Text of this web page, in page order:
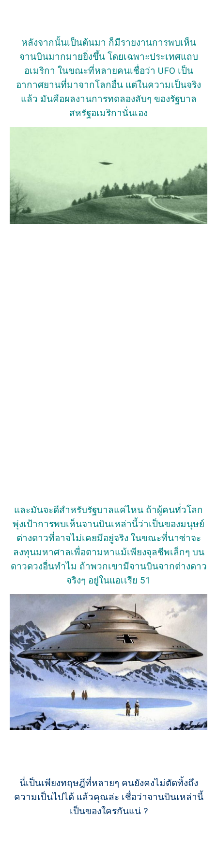
หลังจากนั้นเป็นต้นมา ก็มีรายงานการพบเห็น
จานบินมากมายยิ่งขึ้น โดยเฉพาะประเทศแถบ
อเมริกา ในขณะที่หลายคนเชื่อว่า UFO เป็น
อากาศยานที่มาจากโลกอื่น แต่ในความเป็นจริง
แล้ว มันคือผลงานการทดลองลับๆ ของรัฐบาล
สหรัฐอเมริกานั่นเอง
และมันจะดีสำหรับรัฐบาลแค่ไหน ถ้าผู้คนทั่วโลก
พุ่งเป้าการพบเห็นจานบินเหล่านี้ว่าเป็นของมนุษย์
ต่างดาวที่อาจไม่เคยมีอยู่จริง ในขณะที่นาซ่าจะ
ลงทุนมหาศาลเพื่อตามหาแม้เพียงจุลชีพเล็กๆ บน
ดาวดวงอื่นทำไม ถ้าพวกเขามีจานบินจากต่างดาว
จริงๆ อยู่ในแอเเรีย 51
นี่เป็นเพียงทฤษฎีที่หลายๆ คนยังคงไม่ตัดทิ้งถึง
ความเป็นไปได้ แล้วคุณล่ะ เชื่อว่าจานบินเหล่านี้
เป็นของใครกันแน่ ?